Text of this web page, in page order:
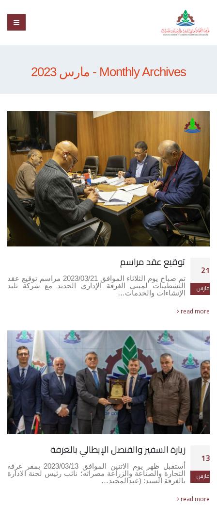
Monthly Archives - مارس 2023
21
مارس
توقيع عقد مراسم
تم صباح يوم الثلاثاء الموافق 2023/03/21 مراسم توقيع عقد
التشطيبات لمبنى الغرفة الإداري الجديد مع شركة تليد
الإنشاءات والخدمات…
read more
13
مارس
زيارة السفير والقنصل الإيطالي بالغرفة
أستقبل ظهر يوم الاتنين الموافق 2023/03/13 بمقر غرفة
التجارة والصناعة والزراعة مصراته؛ نائب رئيس لجنة الادارة
بالغرفة السيد: (عبدالمجيد…
read more